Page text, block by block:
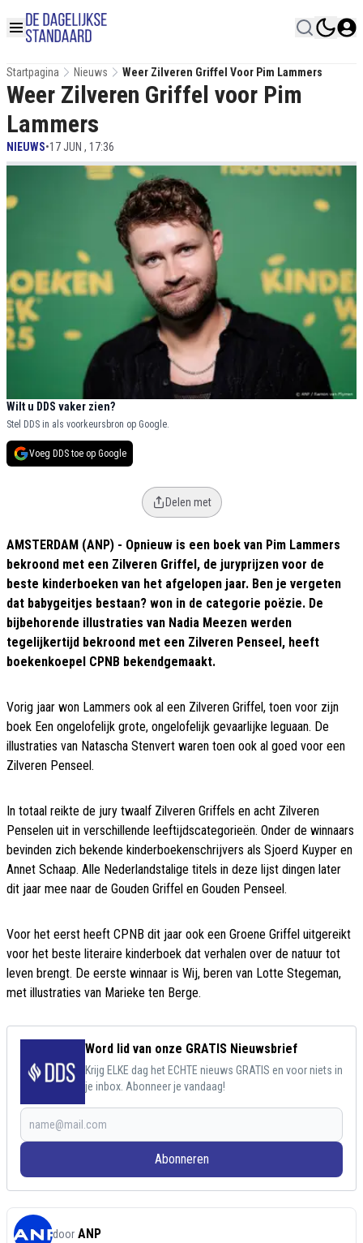
Startpagina Nieuws Weer Zilveren Griffel Voor Pim Lammers
Weer Zilveren Griffel voor Pim
Lammers
NIEUWS•17 JUN , 17:36
Wilt u DDS vaker zien?
Stel DDS in als voorkeursbron op Google.
Voeg DDS toe op Google
Delen met
AMSTERDAM (ANP) - Opnieuw is een boek van Pim Lammers
bekroond met een Zilveren Griffel, de juryprijzen voor de
beste kinderboeken van het afgelopen jaar. Ben je vergeten
dat babygeitjes bestaan? won in de categorie poëzie. De
bijbehorende illustraties van Nadia Meezen werden
tegelijkertijd bekroond met een Zilveren Penseel, heeft
boekenkoepel CPNB bekendgemaakt.
Vorig jaar won Lammers ook al een Zilveren Griffel, toen voor zijn
boek Een ongelofelijk grote, ongelofelijk gevaarlijke leguaan. De
illustraties van Natascha Stenvert waren toen ook al goed voor een
Zilveren Penseel.
In totaal reikte de jury twaalf Zilveren Griffels en acht Zilveren
Penselen uit in verschillende leeftijdscategorieën. Onder de winnaars
bevinden zich bekende kinderboekenschrijvers als Sjoerd Kuyper en
Annet Schaap. Alle Nederlandstalige titels in deze lijst dingen later
dit jaar mee naar de Gouden Griffel en Gouden Penseel.
Voor het eerst heeft CPNB dit jaar ook een Groene Griffel uitgereikt
voor het beste literaire kinderboek dat verhalen over de natuur tot
leven brengt. De eerste winnaar is Wij, beren van Lotte Stegeman,
met illustraties van Marieke ten Berge.
Word lid van onze GRATIS Nieuwsbrief
Krijg ELKE dag het ECHTE nieuws GRATIS en voor niets in
je inbox. Abonneer je vandaag!
Abonneren
door ANP